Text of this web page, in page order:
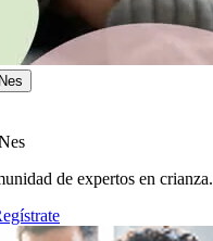
de expertos en crianza.